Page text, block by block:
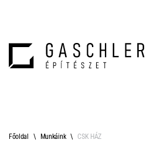
Főoldal Munkáink CSK HÁZ